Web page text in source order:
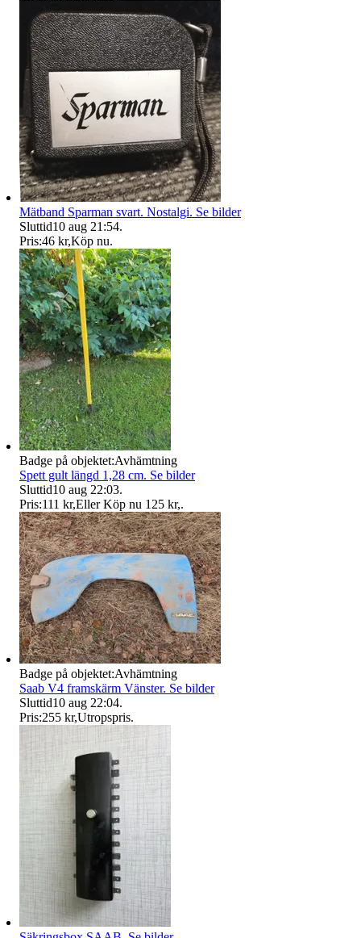
Mätband Sparman svart. Nostalgi. Se bilder
Sluttid10 aug 21:54.
Pris:46 kr,Köp nu.
Badge på objektet:Avhämtning
Spett gult längd 1,28 cm. Se bilder
Sluttid10 aug 22:03.
Pris:111 kr,Eller Köp nu 125 kr,.
Badge på objektet:Avhämtning
Saab V4 framskärm Vänster. Se bilder
Sluttid10 aug 22:04.
Pris:255 kr,Utropspris.